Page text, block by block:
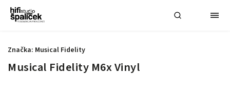
Musical Fidelity M6x Vinyl
Značka: Musical Fidelity